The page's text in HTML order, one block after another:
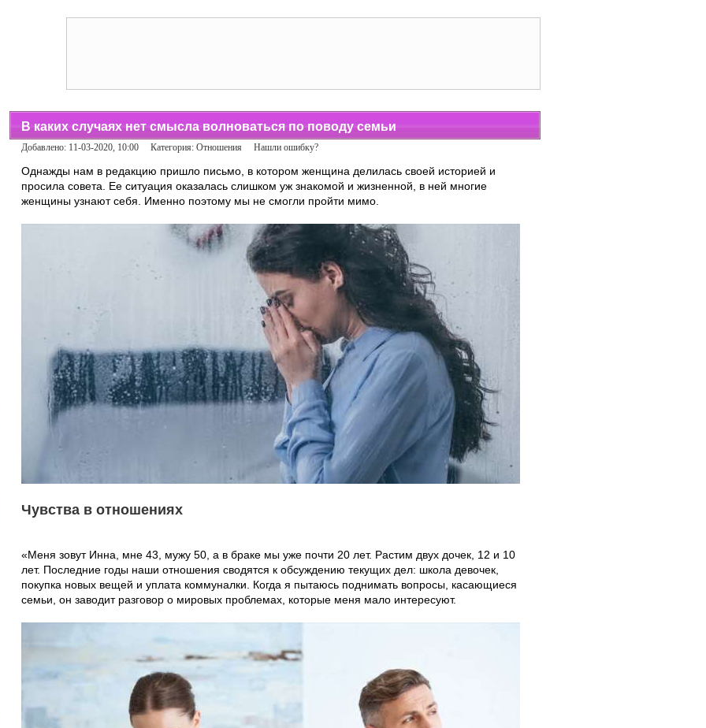
В каких случаях нет смысла волноваться по поводу семьи
Добавлено: 11-03-2020, 10:00 Категория: Отношения Нашли ошибку?
Однажды нам в редакцию пришло письмо, в котором женщина делилась своей историей и
просила совета. Ее ситуация оказалась слишком уж знакомой и жизненной, в ней многие
женщины узнают себя. Именно поэтому мы не смогли пройти мимо.
Чувства в отношениях
«Меня зовут Инна, мне 43, мужу 50, а в браке мы уже почти 20 лет. Растим двух дочек, 12 и 10
лет. Последние годы наши отношения сводятся к обсуждению текущих дел: школа девочек,
покупка новых вещей и уплата коммуналки. Когда я пытаюсь поднимать вопросы, касающиеся
семьи, он заводит разговор о мировых проблемах, которые меня мало интересуют.